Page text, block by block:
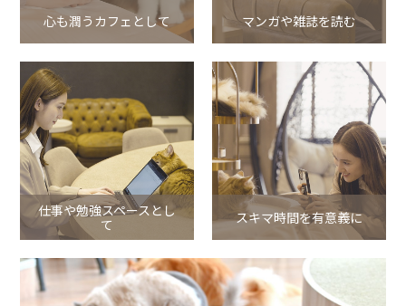
心も潤うカフェとして マンガや雑誌を読む
仕事や勉強スペースとし
て
スキマ時間を有意義に